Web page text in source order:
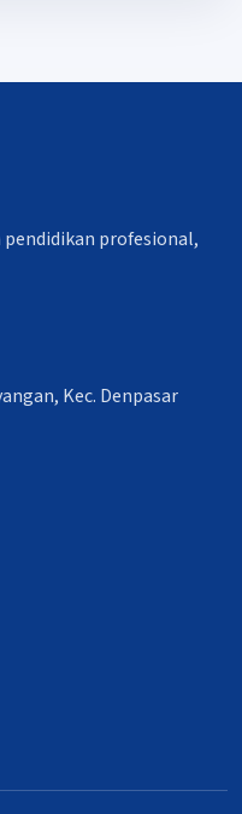
pendidikan profesional,
Kec. Denpasar